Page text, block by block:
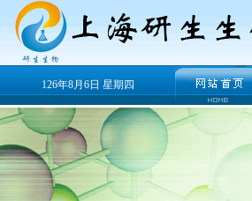
126年8月6日 星期四